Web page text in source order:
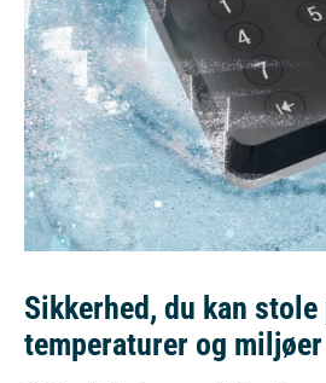
Sikkerhed, du kan
temperaturer og miljøer